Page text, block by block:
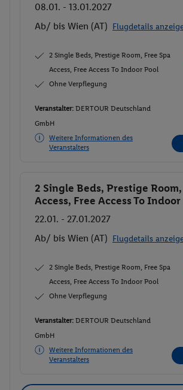
08.01. - 13.01.2027
Ab/ bis Wien (AT) Flugdetails
2 Single Beds, Prestige Room, Free Spa
Access, Free Access To Indoor Pool
Ohne Verpflegung
Veranstalter: DERTOUR Deutschland
GmbH
Weitere Informationen des
Veranstalters
Buchen
2 Single Beds, Prestige
Access, Free Access To
22.01. - 27.01.2027
Ab/ bis Wien (AT) Flugdetails
2 Single Beds, Prestige Room, Free Spa
Access, Free Access To Indoor Pool
Ohne Verpflegung
Veranstalter: DERTOUR Deutschland
GmbH
Weitere Informationen des
Veranstalters